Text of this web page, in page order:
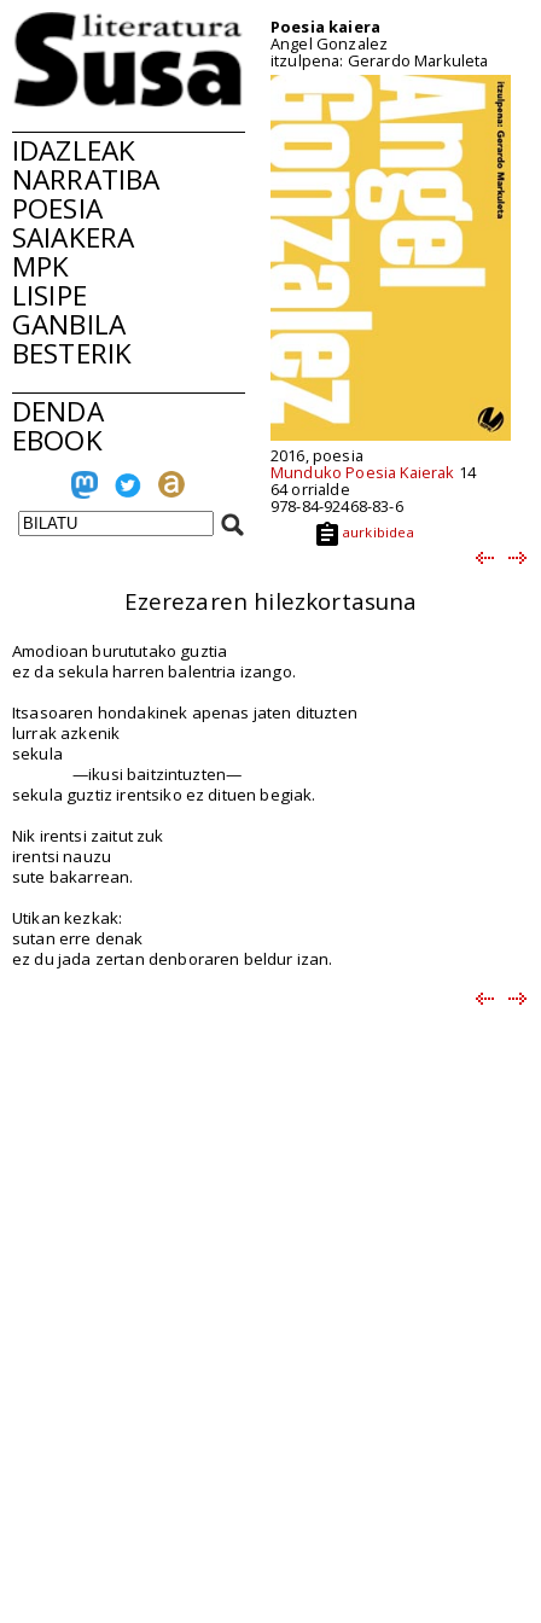
IDAZLEAK
NARRATIBA
POESIA
SAIAKERA
MPK
LISIPE
GANBILA
BESTERIK
DENDA
EBOOK
Poesia kaiera
Angel Gonzalez
itzulpena: Gerardo Markuleta
2016, poesia
Munduko Poesia Kaierak 14
64 orrialde
978-84-92468-83-6
aurkibidea
Ezerezaren hilezkortasuna
Amodioan burututako guztia
ez da sekula harren balentria izango.
Itsasoaren hondakinek apenas jaten dituzten
lurrak azkenik
sekula
—ikusi baitzintuzten—
sekula guztiz irentsiko ez dituen begiak.
Nik irentsi zaitut zuk
irentsi nauzu
sute bakarrean.
Utikan kezkak:
sutan erre denak
ez du jada zertan denboraren beldur izan.